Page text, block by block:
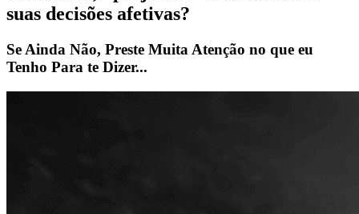
suas decisões afetivas?
Se Ainda Não, Preste Muita Atenção no que eu
Tenho Para te Dizer...